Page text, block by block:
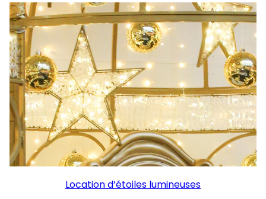
Location d’étoiles lumineuses